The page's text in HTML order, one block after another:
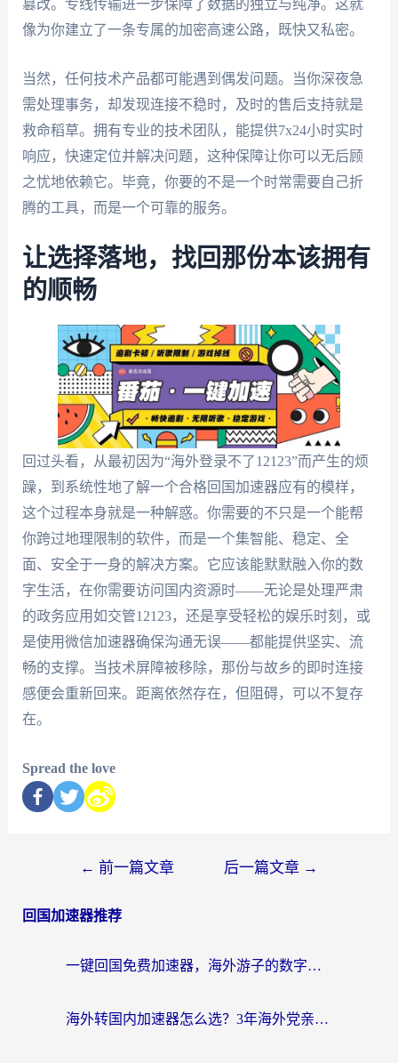
篡改。专线传输进一步保障了数据的独立与纯净。这就
像为你建立了一条专属的加密高速公路，既快又私密。
当然，任何技术产品都可能遇到偶发问题。当你深夜急
需处理事务，却发现连接不稳时，及时的售后支持就是
救命稻草。拥有专业的技术团队，能提供7x24小时实时
响应，快速定位并解决问题，这种保障让你可以无后顾
之忧地依赖它。毕竟，你要的不是一个时常需要自己折
腾的工具，而是一个可靠的服务。
让选择落地，找回那份本该拥有
的顺畅
回过头看，从最初因为“海外登录不了12123”而产生的烦
躁，到系统性地了解一个合格回国加速器应有的模样，
这个过程本身就是一种解惑。你需要的不只是一个能帮
你跨过地理限制的软件，而是一个集智能、稳定、全
面、安全于一身的解决方案。它应该能默默融入你的数
字生活，在你需要访问国内资源时——无论是处理严肃
的政务应用如交管12123，还是享受轻松的娱乐时刻，或
是使用微信加速器确保沟通无误——都能提供坚实、流
畅的支撑。当技术屏障被移除，那份与故乡的即时连接
感便会重新回来。距离依然存在，但阻碍，可以不复存
在。
Spread the love
← 前一篇文章 后一篇文章 →
回国加速器推荐
一键回国免费加速器，海外游子的数字归乡路
海外转国内加速器怎么选？3年海外党亲测指南，无缝刷剧玩游戏不再难